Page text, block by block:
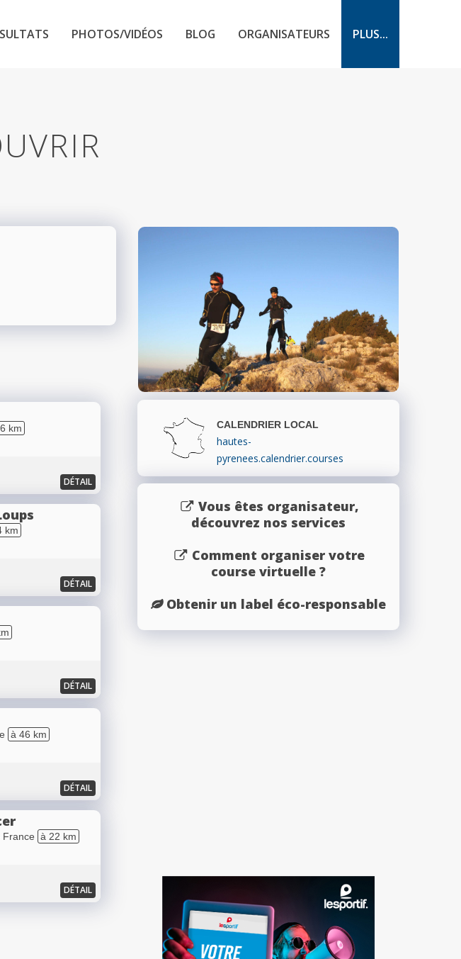
PHOTOS/VIDÉOS BLOG ORGANISATEURS PLUS...
km
DÉTAIL
km
DÉTAIL
DÉTAIL
à 46 km
DÉTAIL
France à 22 km
DÉTAIL
CALENDRIER LOCAL
hautes-
pyrenees.calendrier.courses
Vous êtes organisateur,
découvrez nos services
Comment organiser votre
course virtuelle ?
Obtenir un label éco-responsable